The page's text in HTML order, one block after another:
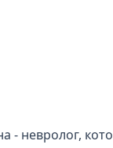
- невролог,